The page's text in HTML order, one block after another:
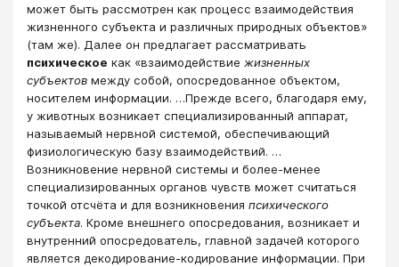
может быть рассмотрен как процесс взаимодействия
жизненного субъекта и различных природных объектов»
(там же). Далее он предлагает рассматривать
психическое как «взаимодействие жизненных
субъектов между собой, опосредованное объектом,
носителем информации. …Прежде всего, благодаря ему,
у животных возникает специализированный аппарат,
называемый нервной системой, обеспечивающий
физиологическую базу взаимодействий. …
Возникновение нервной системы и более-менее
специализированных органов чувств может считаться
точкой отсчёта и для возникновения психического
субъекта. Кроме внешнего опосредования, возникает и
внутренний опосредователь, главной задачей которого
является декодирование-кодирование информации. При